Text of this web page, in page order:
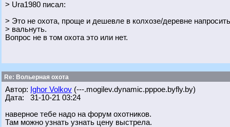
> Ura1980 писал:
> Это не охота, проще и дешевле в колхозе/деревне
> вальнуть.
Вопрос не в том охота это или нет.
Re: Вольерная охота
Автор: Ighor Volkov (---.mogilev.dynamic.pppoe.byfly.by)
Дата: 31-10-21 03:24
наверное тебе надо на форум охотников.
Там можно узнать узнать цену выстрела.